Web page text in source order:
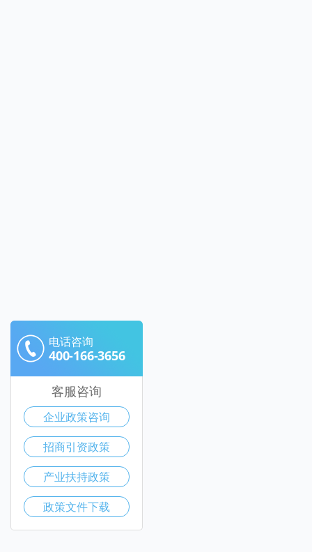
电话咨询
400-166-3656
客服咨询
企业政策咨询
招商引资政策
产业扶持政策
政策文件下载